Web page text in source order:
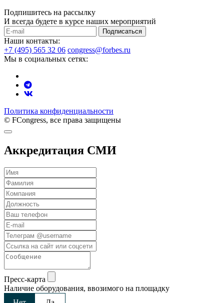
Подпишитесь на рассылку
И всегда будете в курсе наших мероприятий
Подписаться
Наши контакты:
+7 (495) 565 32 06 congress@forbes.ru
Мы в социальных сетях:
Политика конфиденциальности
© FCongress, все права защищены
Аккредитация СМИ
Пресс-карта
Наличие оборудования, ввозимого на площадку